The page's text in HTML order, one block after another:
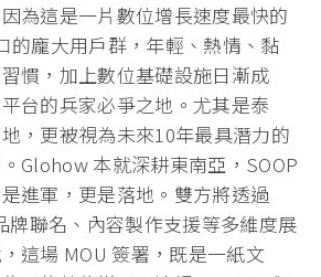
為這是一片數位增長速度最快的
的龐大用戶群，年輕、熱情、黏
慣，加上數位基礎設施日漸成
台的兵家必爭之地。尤其是泰
，更被視為未來10年最具潛力的
Glohow 本就深耕東南亞，SOOP
進軍，更是落地。雙方將透過
牌聯名、內容製作支援等多維度展
這場 MOU 簽署，既是一紙文